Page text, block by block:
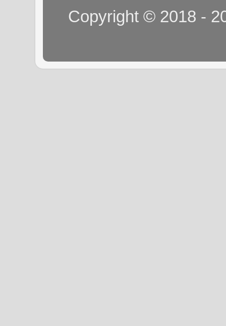
Copyright © 2018 -